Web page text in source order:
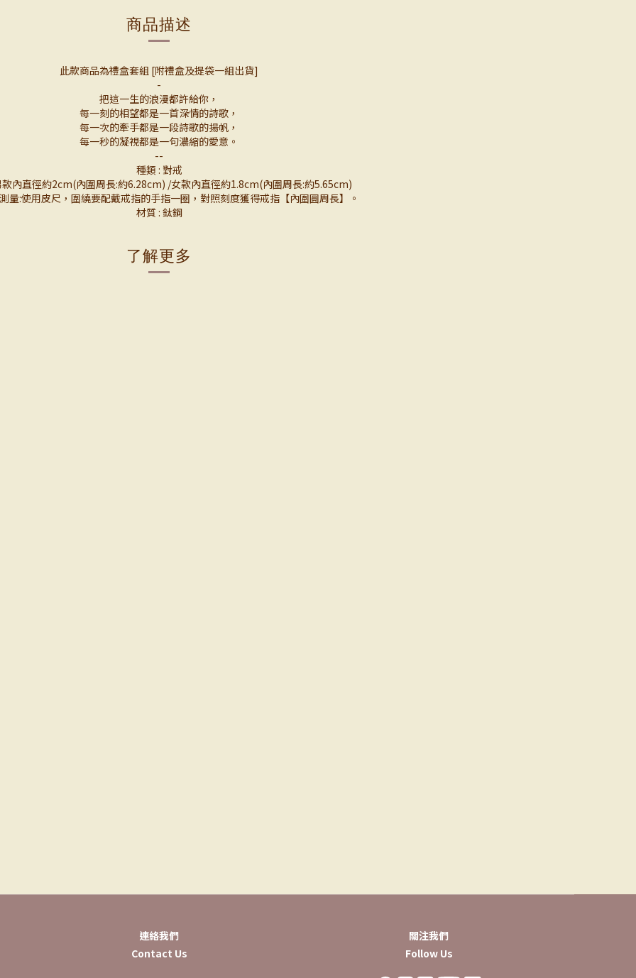
商品描述
此款商品為禮盒套組 [附禮盒及提袋一組出貨]
-
把這一生的浪漫都許給你，
每一刻的相望都是一首深情的詩歌，
每一次的牽手都是一段詩歌的揚帆，
每一秒的凝視都是一句濃縮的愛意。
--
種類 : 對戒
款內直徑約2cm(內圍周長:約6.28cm) /女款內直徑約1.8cm(內圍周長:約5.65cm)
量:使用皮尺，圍繞要配戴戒指的手指一圈，對照刻度獲得戒指【內圍圓周長】。
材質 : 鈦鋼
了解更多
連絡我們
Contact Us
關注我們
Follow Us